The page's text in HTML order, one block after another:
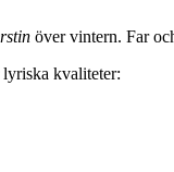
över vintern. Far
kvaliteter: